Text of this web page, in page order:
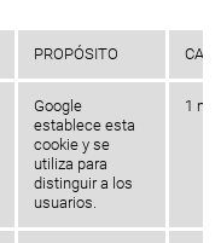
PROPÓSITO
Google
establece esta
cookie y se
utiliza para
distinguir a los
usuarios.
1